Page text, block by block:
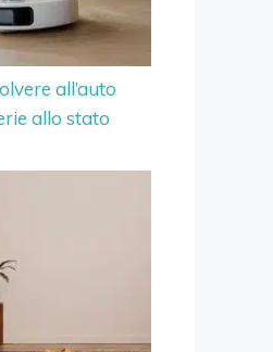
all’auto
allo stato